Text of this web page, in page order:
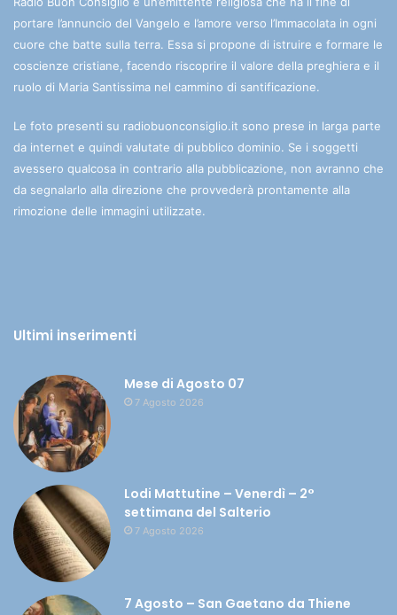
portare l’annuncio del Vangelo e l’amore verso l’Immacolata in ogni
cuore che batte sulla terra. Essa si propone di istruire e formare le
coscienze cristiane, facendo riscoprire il valore della preghiera e il
ruolo di Maria Santissima nel cammino di santificazione.
Le foto presenti su radiobuonconsiglio.it sono prese in larga parte
da internet e quindi valutate di pubblico dominio. Se i soggetti
avessero qualcosa in contrario alla pubblicazione, non avranno che
da segnalarlo alla direzione che provvederà prontamente alla
rimozione delle immagini utilizzate.
Ultimi inserimenti
Mese di Agosto 07
7 Agosto 2026
Lodi Mattutine – Venerdì – 2°
settimana del Salterio
7 Agosto 2026
7 Agosto – San Gaetano da Thiene